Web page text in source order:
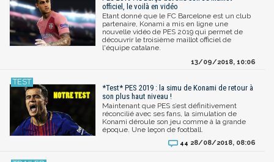
officiel, le voilà en vidéo
Etant donné que le FC Barcelone est un club
partenaire, Konami a mis en ligne une
nouvelle vidéo de PES 2019 qui permet de
découvrir le troisième maillot officiel de
l'équipe catalane.
13/09/2018, 10:06
*Test* PES 2019 : la simu de Konami de retour à
son plus haut niveau !
Maintenant que PES s’est définitivement
réconcilié avec ses fans, la simulation de
Konami déroule son jeu comme à la grande
époque. Une leçon de football.
44 28/08/2018, 08:06